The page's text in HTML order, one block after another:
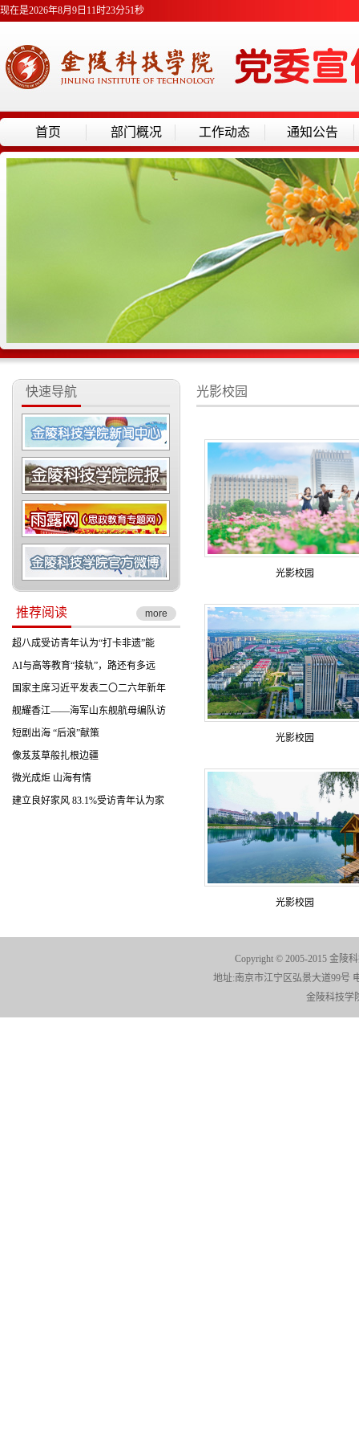
现在是2026年8月9日11时23分51秒
首页 部门概况 工作动态 通知公告
快速导航
推荐阅读 more
超八成受访青年认为“打卡非遗”能
AI与高等教育“接轨”，路还有多远
国家主席习近平发表二〇二六年新年
舰耀香江——海军山东舰航母编队访
短剧出海 “后浪”献策
像芨芨草般扎根边疆
微光成炬 山海有情
建立良好家风 83.1%受访青年认为家
光影校园
光影校园
光影校园
光影校园
Copyright © 2005-2015 金陵
地址:南京市江宁区弘景大道99号
金陵科技